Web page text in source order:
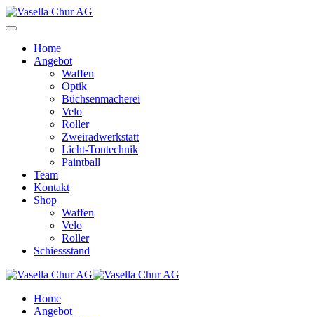
Home
Angebot
Waffen
Optik
Büchsenmacherei
Velo
Roller
Zweiradwerkstatt
Licht-Tontechnik
Paintball
Team
Kontakt
Shop
Waffen
Velo
Roller
Schiessstand
Home
Angebot